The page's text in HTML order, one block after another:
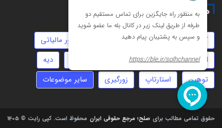
همه چیز درباره
کلاهبرداری حضانت
امور مالیاتی
ارث
مهریه روابط نامشروع
دیه
توهین
استارتاپ زورگیری سایر موضوعات
حقوق تمامی مطالب برای صلح؛ مرجع حقوقی ایران محفوظ است. کپی رایت © 1405